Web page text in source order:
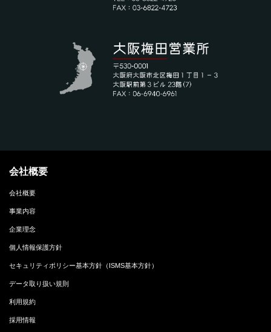
会社概要
会社概要
事業内容
企業理念
個人情報保護方針
セキュリティポリシー基本方針（ISMS基本方針）
データ取り扱い規則
利用規約
採用情報